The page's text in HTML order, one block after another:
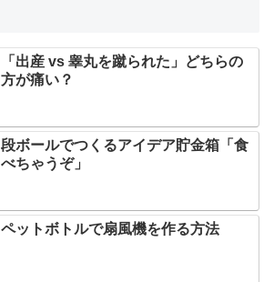
「出産 vs 睾丸を蹴られた」どちらの
方が痛い？
段ボールでつくるアイデア貯金箱「食
べちゃうぞ」
ペットボトルで扇風機を作る方法